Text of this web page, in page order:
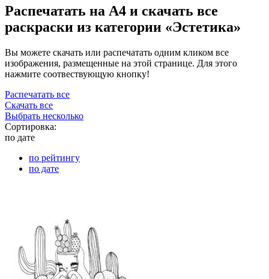
Распечатать на А4 и скачать все
раскраски из категории «Эстетика»
Вы можете скачать или распечатать одним кликом все
изображения, размещенные на этой странице. Для этого
нажмите соотвествующую кнопку!
Распечатать все
Скачать все
Выбрать несколько
Сортировка:
по дате
по рейтингу
по дате